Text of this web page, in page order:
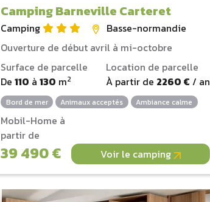
Camping Barneville Carteret
Camping
Basse-normandie
Ouverture de début avril à mi-octobre
Surface de parcelle
De110 à130 m2
Location de parcelle
À partir de 2260 € / an
Bord de mer Animaux acceptés Ambiance calme
Mobil-Home à
partir de
39 490 € Voir le camping